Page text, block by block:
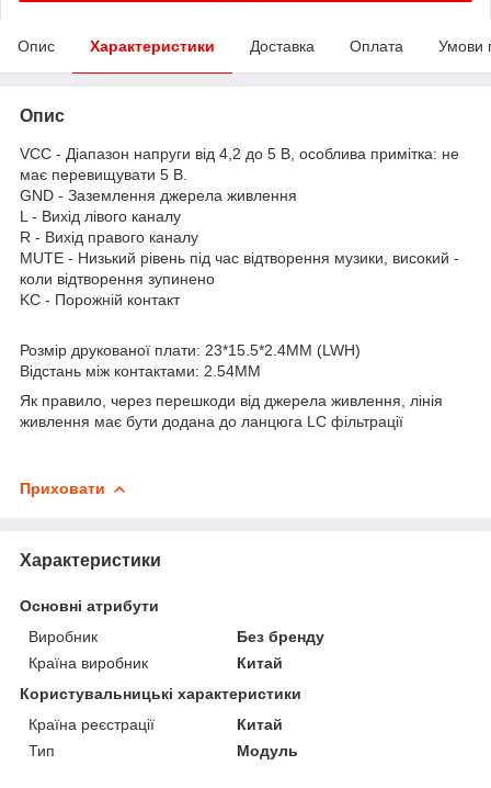
Опис Характеристики Доставка Оплата Умови
Опис
VCC - Діапазон напруги від 4,2 до 5 В, особлива примітка: не
має перевищувати 5 В.
GND - Заземлення джерела живлення
L - Вихід лівого каналу
R - Вихід правого каналу
MUTE - Низький рівень під час відтворення музики, високий -
коли відтворення зупинено
KC - Порожній контакт
Розмір друкованої плати: 23*15.5*2.4MM (LWH)
Відстань між контактами: 2.54MM
Як правило, через перешкоди від джерела живлення, лінія
живлення має бути додана до ланцюга LC фільтрації
Приховати
Характеристики
Основні атрибути
Виробник
Без бренду
Країна виробник
Китай
Користувальницькі характеристики
Країна реєстрації
Китай
Тип
Модуль